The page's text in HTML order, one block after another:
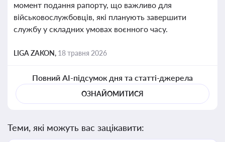
момент подання рапорту, що важливо для
військовослужбовців, які планують завершити
службу у складних умовах воєнного часу.
LIGA ZAKON, 18 травня 2026
Повний AI-підсумок дня та статті-джерела
ОЗНАЙОМИТИСЯ
Теми, які можуть вас зацікавити: